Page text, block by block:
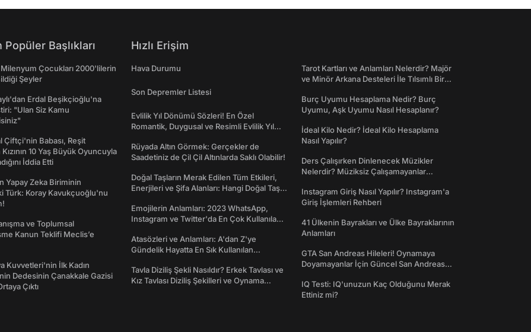
Popüler Başlıkları
Milenyum Çocukları 2000'lilerin
Şeyler
Erdal Beşikçioğlu'na
"Ulan Siz Kamu
Çiftçi'nin Babası, Reşit
10 Yaş Büyük Oyuncuyla
İddia Etti
Yapay Zeka Biriminin
Türk: Koray Kavukçuoğlu'nu
ve Toplumsal
Kanun Teklifi Meclis’e
Kuvvetleri'nin İlk Kadın
Dedesinin Çanakkale Gazisi
Çıktı
Hızlı Erişim
Hava Durumu
Son Depremler Listesi
Evlilik Yıl Dönümü Sözleri! En Özel
Romantik, Duygusal ve Resimli Evlilik Yıl
Rüyada Altın Görmek: Gerçekler de
Saadetiniz de Çil Çil Altınlarda Saklı Olabilir!
Doğal Taşların Merak Edilen Tüm Etkileri,
Enerjileri ve Şifa Alanları: Hangi Doğal Taş
Emojilerin Anlamları: 2023 WhatsApp,
Instagram ve Twitter'da En Çok Kullanılan
Atasözleri ve Anlamları: A'dan Z'ye
Gündelik Hayatta En Sık Kullanılan
Tavla Diziliş Şekli Nasıldır? Erkek Tavlası ve
Kız Tavlası Diziliş Şekilleri ve Oynama
Tarot Kartları ve Anlamları Nelerdir? Majör
ve Minör Arkana Desteleri İle Tılsımlı Bir
Burç Uyumu Hesaplama Nedir? Burç
Uyumu, Aşk Uyumu Nasıl Hesaplanır?
İdeal Kilo Nedir? İdeal Kilo Hesaplama
Nasıl Yapılır?
Ders Çalışırken Dinlenecek Müzikler
Nelerdir? Müziksiz Çalışamayanlar
Instagram Giriş Nasıl Yapılır? Instagram'a
Giriş İşlemleri Rehberi
41 Ülkenin Bayrakları ve Ülke Bayraklarının
Anlamları
GTA San Andreas Hileleri! Oynamaya
Doyamayanlar İçin Güncel San Andreas
IQ Testi: IQ'unuzun Kaç Olduğunu Merak
Ettiniz mi?